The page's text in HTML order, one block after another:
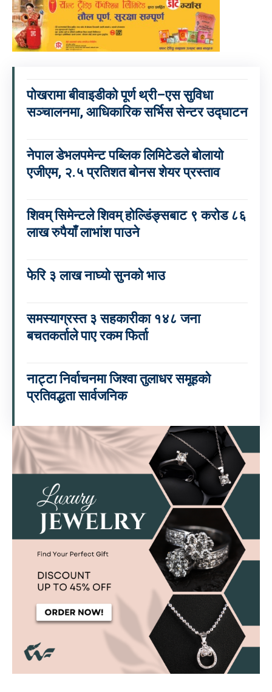
पोखरामा बीवाइडीको पूर्ण थ्री–एस सुविधा
सञ्चालनमा, आधिकारिक सर्भिस सेन्टर उद्घाटन
नेपाल डेभलपमेन्ट पब्लिक लिमिटेडले बोलायो
एजीएम, २.५ प्रतिशत बोनस शेयर प्रस्ताव
शिवम् सिमेन्टले शिवम् होल्डिंङ्सबाट ९ करोड ८६
लाख रुपैयाँ लाभांश पाउने
फेरि ३ लाख नाघ्यो सुनको भाउ
समस्याग्रस्त ३ सहकारीका १४८ जना
बचतकर्ताले पाए रकम फिर्ता
नाट्टा निर्वाचनमा जिश्वा तुलाधर समूहको
प्रतिवद्धता सार्वजनिक